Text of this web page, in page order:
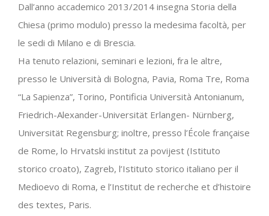
Dall’anno accademico 2013/2014 insegna Storia della
Chiesa (primo modulo) presso la medesima facoltà, per
le sedi di Milano e di Brescia.
Ha tenuto relazioni, seminari e lezioni, fra le altre,
presso le Università di Bologna, Pavia, Roma Tre, Roma
“La Sapienza”, Torino, Pontificia Università Antonianum,
Friedrich-Alexander-Universität Erlangen- Nürnberg,
Universität Regensburg; inoltre, presso l’École française
de Rome, lo Hrvatski institut za povijest (Istituto
storico croato), Zagreb, l’Istituto storico italiano per il
Medioevo di Roma, e l’Institut de recherche et d’histoire
des textes, Paris.